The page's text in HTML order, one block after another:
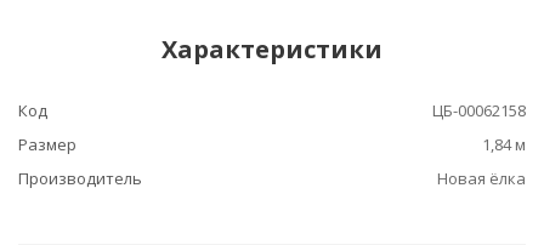
Характеристики
Код
ЦБ-00062158
Размер
1,84 м
Производитель
Новая ёлка